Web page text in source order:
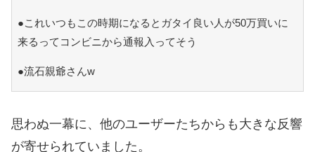
●これいつもこの時期になるとガタイ良い人が50万買いに
来るってコンビニから通報入ってそう
●流石親爺さんw
思わぬ一幕に、他のユーザーたちからも大きな反響
が寄せられていました。